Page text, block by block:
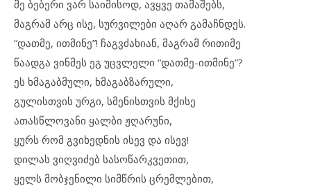
მე ბებერი ვარ საიმისოდ, ავყვე თამაშებს,
მაგრამ არც ისე, სურვილები აღარ გამაჩნდეს.
“დათმე, ითმინე”! ჩაგვძახიან, მაგრამ რითიმე
წაადგა ვინმეს ეგ უცვლელი “დათმე-ითმინე”?
ეს ხმაგაბმული, ხმაგაბზარული,
გულისთვის ურგი, სმენისთვის მქისე
ათასწლოვანი ყალბი ჟღარუნი,
ყურს რომ გვიხედნის ისევ და ისევ!
დილას ვიღვიძებ სასოწარკვეთით,
ყელს მობჯენილი სიმწრის ცრემლებით,